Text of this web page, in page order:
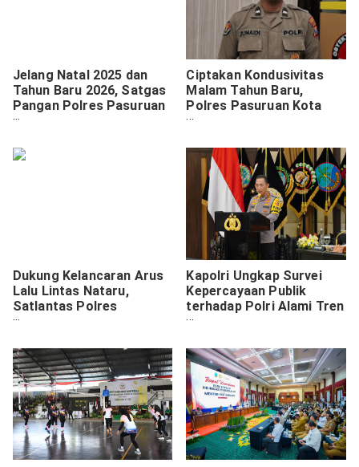
Jelang Natal 2025 dan
Tahun Baru 2026, Satgas
Pangan Polres Pasuruan
Kota Gelar Operasi Pasar
Ciptakan Kondusivitas
Malam Tahun Baru,
Polres Pasuruan Kota
Keluarkan Imbauan
Dukung Kelancaran Arus
Lalu Lintas Nataru,
Satlantas Polres
Pasuruan Kota Himbau
Aturan SKB 3 Menteri
Kapolri Ungkap Survei
Kepercayaan Publik
terhadap Polri Alami Tren
Positif